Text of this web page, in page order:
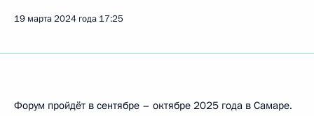
19 марта 2024 года 17:25
Форум пройдёт в сентябре – октябре 2025 года в Самаре.